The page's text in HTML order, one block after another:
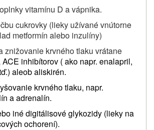
vitamínu D a vápnika.
cukrovky (lieky užívané vnútorne
metformín alebo inzulíny)
znižovanie krvného tlaku vrátane
ACE inhibítorov ( ako napr. enalapril,
aleob aliskirén.
krvného tlaku, napr.
a adrenalín.
iné digitálisové glykozidy (lieky na
ochorení).